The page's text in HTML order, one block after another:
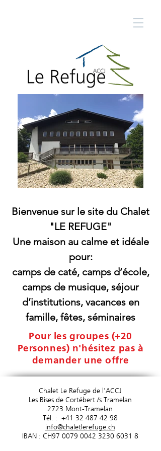
Bienvenue sur le site du Chalet
"LE REFUGE"
Une maison au calme et idéale
pour:
camps de caté, camps d’école,
camps de musique, séjour
d’institutions, vacances en
famille, fêtes, séminaires
Pour les groupes (+20
Personnes) n'hésitez pas à
demander une offre
Chalet Le Refuge de l'ACCJ
Les Bises de Cortébert /s Tramelan
2723 Mont-Tramelan
Tél. : +41 32 487 42 98
info@chaletlerefuge.ch
IBAN : CH97 0079 0042 3230 6031 8